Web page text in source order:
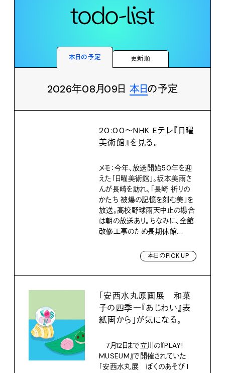
本日の予定 更新順
2026年08月09日 本日の予定
20:00〜NHK Eテレ『日曜
美術館』を見る。
メモ：今年、放送開始50年を迎
えた「日曜美術館」。坂本美雨さ
んが長崎を訪れ、「長崎 祈りの
かたち 被爆の記憶を刻む美」を
放送。高校野球雨天中止の場合
は朝の放送あり。ちなみに、全館
改修工事のため長期休館...
本日のPICK UP
「安西水丸原画展 和菓
子の四季―『あじわい』表
紙画から」が気になる。
7月12日まで立川の『PLAY!
MUSEUM』で開催されていた
「安西水丸展 ぼくのあそび I